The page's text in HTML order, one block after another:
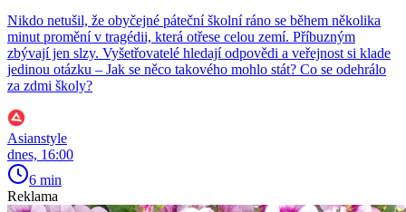
Nikdo netušil, že obyčejné páteční školní ráno se během několika
minut promění v tragédii, která otřese celou zemí. Příbuzným
zbývají jen slzy. Vyšetřovatelé hledají odpovědi a veřejnost si klade
jedinou otázku – Jak se něco takového mohlo stát? Co se odehrálo
za zdmi školy?
Asianstyle
dnes, 16:00
6 min
Reklama